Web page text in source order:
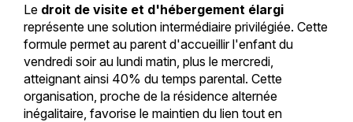
Le droit de visite et d'hébergement élargi
représente une solution intermédiaire privilégiée. Cette
formule permet au parent d'accueillir l'enfant du
vendredi soir au lundi matin, plus le mercredi,
atteignant ainsi 40% du temps parental. Cette
organisation, proche de la résidence alternée
inégalitaire, favorise le maintien du lien tout en